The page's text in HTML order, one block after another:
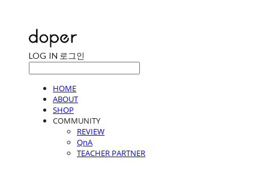
LOG IN 로그인
HOME
ABOUT
SHOP
COMMUNITY
REVIEW
QnA
TEACHER PARTNER